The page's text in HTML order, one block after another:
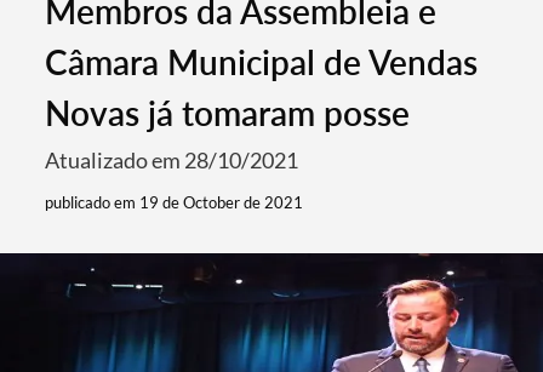
Membros da Assembleia e
Câmara Municipal de Vendas
Novas já tomaram posse
Atualizado em 28/10/2021
publicado em 19 de October de 2021